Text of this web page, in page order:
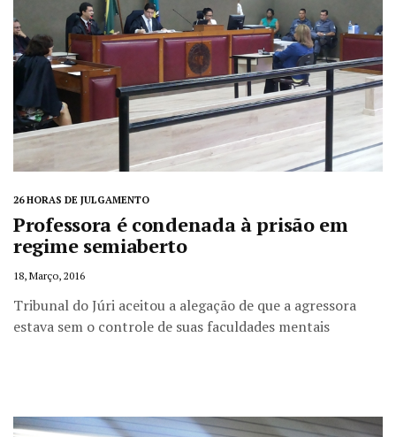
26 HORAS DE JULGAMENTO
Professora é condenada à prisão em
regime semiaberto
18, Março, 2016
Tribunal do Júri aceitou a alegação de que a agressora
estava sem o controle de suas faculdades mentais